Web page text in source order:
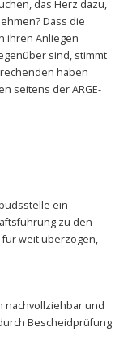
das Herz dazu,
Dass die
ihren Anliegen
sind, stimmt
haben
seitens der ARGE-
ein
zu den
weit überzogen,
nachvollziehbar und
Bescheidprüfung